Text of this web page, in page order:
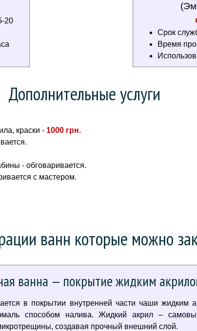
20
Срок
Время
Дополнительные услуги
краски - 1000 грн.
- обговаривается.
с мастером.
ванн которые можно
ванна — покрытие жидким
в покрытии внутренней части чаши жидким
способом налива. Жидкий акрил –
создавая прочный внешний слой.